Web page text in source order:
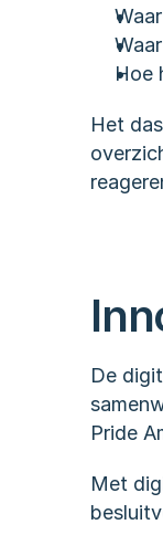
Hoe
Het
De
Pride
Met